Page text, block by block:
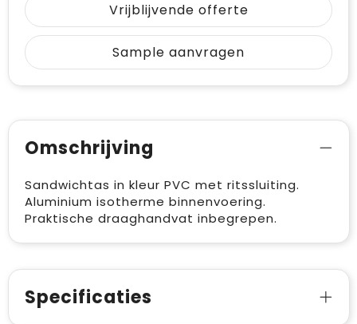
Vrijblijvende offerte
Sample aanvragen
Omschrijving
Sandwichtas in kleur PVC met ritssluiting.
Aluminium isotherme binnenvoering.
Praktische draaghandvat inbegrepen.
Specificaties